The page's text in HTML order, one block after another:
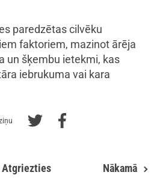
paredzētas cilvēku
faktoriem, mazinot ārēja
un šķembu ietekmi, kas
iebrukuma vai kara
Atgriezties Nākamā